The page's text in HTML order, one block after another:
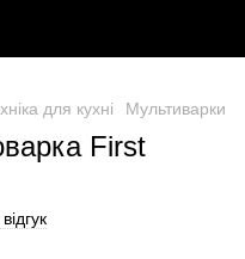
для кухні Мультиварки,
First